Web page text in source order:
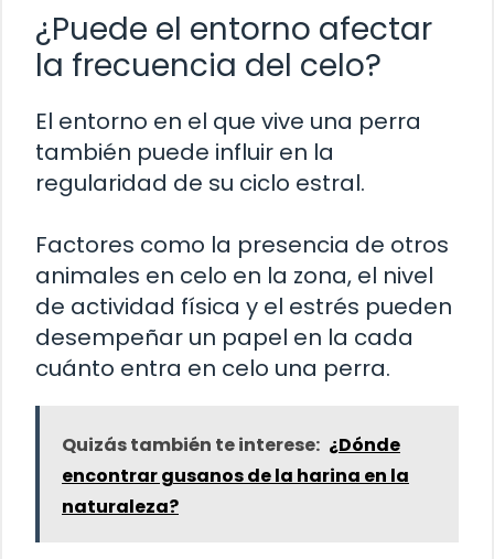
¿Puede el entorno afectar
la frecuencia del celo?
El entorno en el que vive una perra
también puede influir en la
regularidad de su ciclo estral.
Factores como la presencia de otros
animales en celo en la zona, el nivel
de actividad física y el estrés pueden
desempeñar un papel en la cada
cuánto entra en celo una perra.
Quizás también te interese: ¿Dónde
encontrar gusanos de la harina en la
naturaleza?